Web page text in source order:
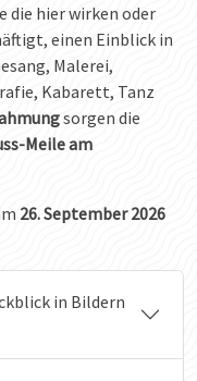
die hier wirken oder
einen Einblick in
Malerei,
Kabarett, Tanz
sorgen die
Meile am
26. September 2026
in Bildern